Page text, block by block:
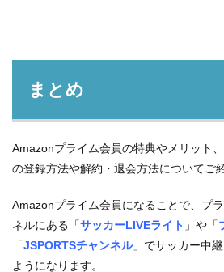
まとめ
Amazonプライム会員の特典やメリット
の登録方法や解約・退会方法についてご
Amazonプライム会員になることで、プ
ネルにある「サッカーLIVEライト 」や「
「JSPORTSチャンネル」でサッカー中
ようになります。